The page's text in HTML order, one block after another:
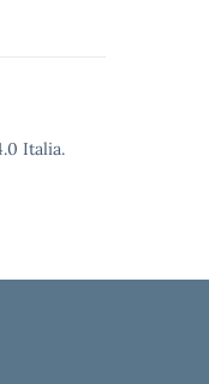
Italia.